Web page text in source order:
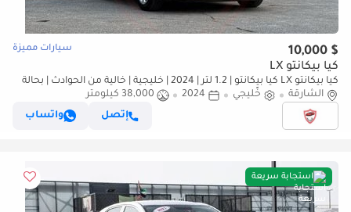
$ 10,000 سيارات مميزة
كيا بيكانتو LX
كيا بيكانتو LX كيا بيكانتو | 1.2 لتر | 2024 | خليجية | خالية من الحوادث | بحالة
ممتازة | 613 شهرياً
الشارقة خليجي 2024
38,000 كيلومتر
إتصل
واتساب
استجابة سريعة